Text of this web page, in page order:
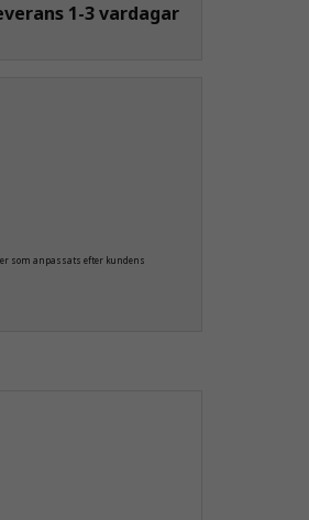
1-3 vardagar
som anpassats efter kundens